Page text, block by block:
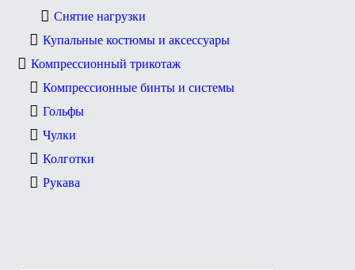
Снятие нагрузки
Купальные костюмы и аксессуары
Компрессионный трикотаж
Компрессионные бинты и системы
Гольфы
Чулки
Колготки
Рукава